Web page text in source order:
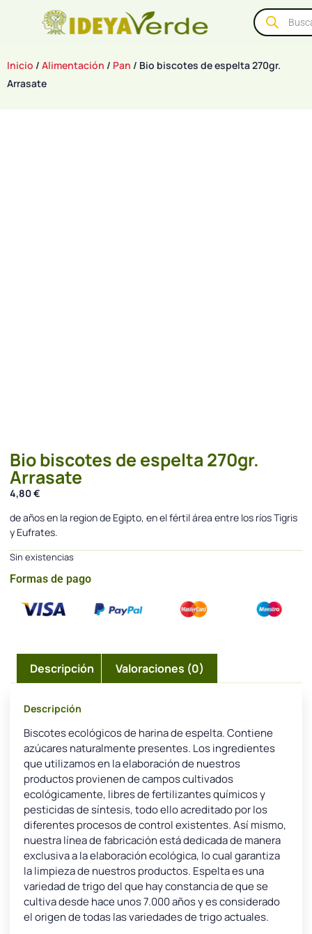
Inicio / Alimentación / Pan / Bio biscotes de espelta 270gr.
Arrasate
Bio biscotes de espelta 270gr.
Arrasate
4,80€
de años en la region de Egipto, en el fértil área entre los ríos Tigris
y Eufrates.
Sin existencias
Formas de pago
Descripción Valoraciones (0)
Descripción
Biscotes ecológicos de harina de espelta. Contiene
azúcares naturalmente presentes. Los ingredientes
que utilizamos en la elaboración de nuestros
productos provienen de campos cultivados
ecológicamente, libres de fertilizantes químicos y
pesticidas de síntesis, todo ello acreditado por los
diferentes procesos de control existentes. Así mismo,
nuestra línea de fabricación está dedicada de manera
exclusiva a la elaboración ecológica, lo cual garantiza
la limpieza de nuestros productos. Espelta es una
variedad de trigo del que hay constancia de que se
cultiva desde hace unos 7.000 años y es considerado
el origen de todas las variedades de trigo actuales.